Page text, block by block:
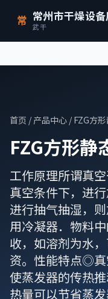
常 武干
首页 / 产品中心 / FZG方
FZG方形静
工作原理所谓真
真空条件下，进
进行抽气抽湿，
用冷凝器．物料
收，如溶剂为水
资。性能特点◎真
使蒸发器的传热
热量可以节省蒸